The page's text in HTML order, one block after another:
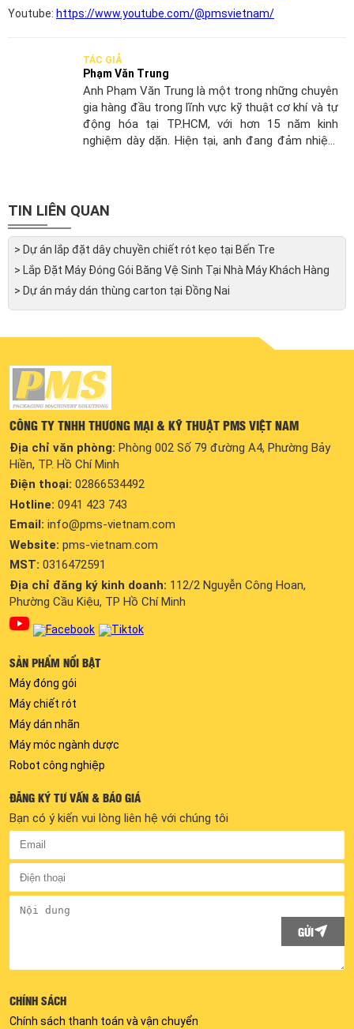
Youtube: https://www.youtube.com/@pmsvietnam/
TÁC GIẢ
Phạm Văn Trung
Anh Phạm Văn Trung là một trong những chuyên
gia hàng đầu trong lĩnh vực kỹ thuật cơ khí và tự
động hóa tại TP.HCM, với hơn 15 năm kinh
nghiệm dày dặn. Hiện tại, anh đang đảm nhiệm
tiên tiến cho ngành công nghiệp sản xuất.
TIN LIÊN QUAN
> Dự án lắp đặt dây chuyền chiết rót kẹo tại Bến Tre
> Lắp Đặt Máy Đóng Gói Băng Vệ Sinh Tại Nhà Máy Khách Hàng
> Dự án máy dán thùng carton tại Đồng Nai
CÔNG TY TNHH THƯƠNG MẠI & KỸ THUẬT PMS VIỆT NAM
Địa chỉ văn phòng: Phòng 002 Số 79 đường A4, Phường Bảy
Hiền, TP. Hồ Chí Minh
Điện thoại: 02866534492
Hotline: 0941 423 743
Email: info@pms-vietnam.com
Website: pms-vietnam.com
MST: 0316472591
Địa chỉ đăng ký kinh doanh: 112/2 Nguyễn Công Hoan,
Phường Cầu Kiệu, TP Hồ Chí Minh
SẢN PHẨM NỔI BẬT
Máy đóng gói
Máy chiết rót
Máy dán nhãn
Máy móc ngành dược
Robot công nghiệp
ĐĂNG KÝ TƯ VẤN & BÁO GIÁ
Bạn có ý kiến vui lòng liên hệ với chúng tôi
GỬI
CHÍNH SÁCH
Chính sách thanh toán và vận chuyển